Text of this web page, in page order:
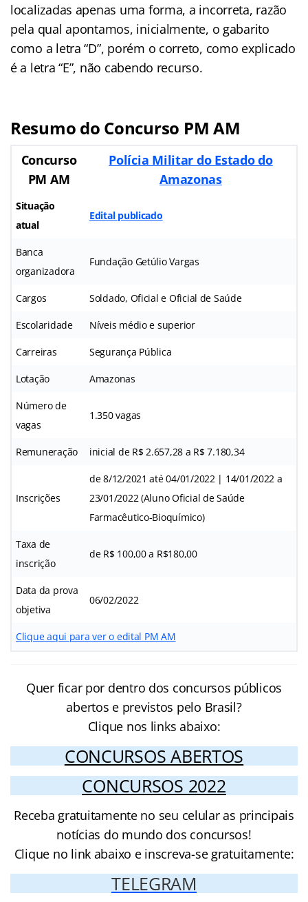
localizadas apenas uma forma, a incorreta, razão
pela qual apontamos, inicialmente, o gabarito
como a letra “D”, porém o correto, como explicado
é a letra “E”, não cabendo recurso.
Resumo do Concurso PM AM
Concurso
PM AM
Polícia Militar do Estado do
Amazonas
Situação
atual
Edital publicado
Banca
organizadora
Fundação Getúlio Vargas
Cargos Soldado, Oficial e Oficial de Saúde
Escolaridade Níveis médio e superior
Carreiras Segurança Pública
Lotação Amazonas
Número de
vagas
1.350 vagas
Remuneração inicial de R$ 2.657,28 a R$ 7.180,34
Inscrições
de 8/12/2021 até 04/01/2022 | 14/01/2022 a
23/01/2022 (Aluno Oficial de Saúde
Farmacêutico-Bioquímico)
Taxa de
inscrição
de R$ 100,00 a R$180,00
Data da prova
objetiva
06/02/2022
Clique aqui para ver o edital PM AM
Quer ficar por dentro dos concursos públicos
abertos e previstos pelo Brasil?
Clique nos links abaixo:
CONCURSOS ABERTOS
CONCURSOS 2022
Receba gratuitamente no seu celular as principais
notícias do mundo dos concursos!
Clique no link abaixo e inscreva-se gratuitamente:
TELEGRAM